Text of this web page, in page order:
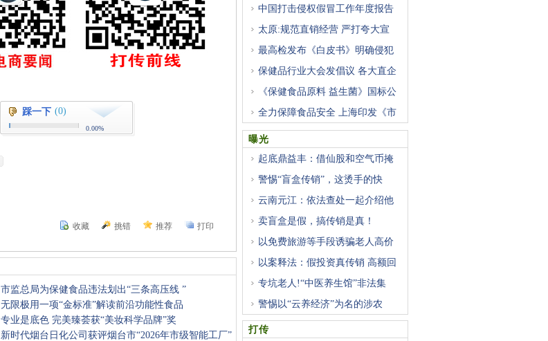
踩一下 (0)
0.00%
收藏 挑错 推荐 打印
市监总局为保健食品违法划出“三条高压线 ”
无限极用一项“金标准”解读前沿功能性食品
专业是底色 完美臻荟获“美妆科学品牌”奖
新时代烟台日化公司获评烟台市“2026年市级智能工厂”
中国打击侵权假冒工作年度报告
太原:规范直销经营 严打夸大宣
最高检发布《白皮书》明确侵犯
保健品行业大会发倡议 各大直企
《保健食品原料 益生菌》国标公
全力保障食品安全 上海印发《市
曝光
起底鼎益丰：借仙股和空气币掩
警惕“盲盒传销”，这烫手的快
云南元江：依法查处一起介绍他
卖盲盒是假，搞传销是真！
以免费旅游等手段诱骗老人高价
以案释法：假投资真传销 高额回
专坑老人!“中医养生馆”非法集
警惕以“云养经济”为名的涉农
打传